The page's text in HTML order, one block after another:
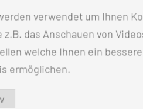
für
und zur
Innovationen für das
Wir haben in
eine andere
– aber wir sind
verwendet um Ihnen
das Anschauen von
welche Ihnen ein
ermöglichen.